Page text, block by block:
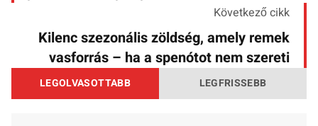
Következő cikk
Kilenc szezonális zöldség, amely remek
vasforrás – ha a spenótot nem szereti
LEGOLVASOTTABB LEGFRISSEBB